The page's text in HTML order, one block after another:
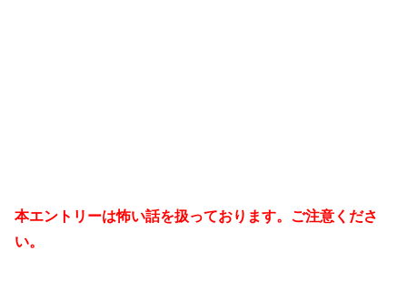
本エントリーは怖い話を扱っております。ご注意くださ
い。